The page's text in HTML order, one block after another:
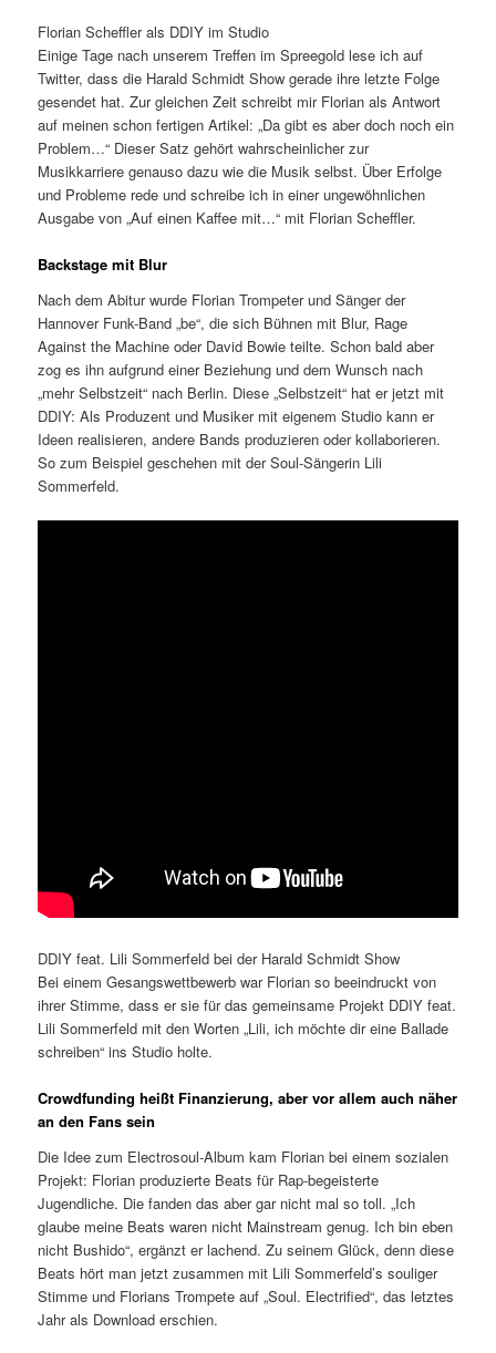
Florian Scheffler als DDIY im Studio
Einige Tage nach unserem Treffen im Spreegold lese ich auf
Twitter, dass die Harald Schmidt Show gerade ihre letzte Folge
gesendet hat. Zur gleichen Zeit schreibt mir Florian als Antwort
auf meinen schon fertigen Artikel: „Da gibt es aber doch noch ein
Problem…“ Dieser Satz gehört wahrscheinlicher zur
Musikkarriere genauso dazu wie die Musik selbst. Über Erfolge
und Probleme rede und schreibe ich in einer ungewöhnlichen
Ausgabe von „Auf einen Kaffee mit…“ mit Florian Scheffler.
Backstage mit Blur
Nach dem Abitur wurde Florian Trompeter und Sänger der
Hannover Funk-Band „be“, die sich Bühnen mit Blur, Rage
Against the Machine oder David Bowie teilte. Schon bald aber
zog es ihn aufgrund einer Beziehung und dem Wunsch nach
„mehr Selbstzeit“ nach Berlin. Diese „Selbstzeit“ hat er jetzt mit
DDIY: Als Produzent und Musiker mit eigenem Studio kann er
Ideen realisieren, andere Bands produzieren oder kollaborieren.
So zum Beispiel geschehen mit der Soul-Sängerin Lili
Sommerfeld.
DDIY feat. Lili Sommerfeld bei der Harald Schmidt Show
Bei einem Gesangswettbewerb war Florian so beeindruckt von
ihrer Stimme, dass er sie für das gemeinsame Projekt DDIY feat.
Lili Sommerfeld mit den Worten „Lili, ich möchte dir eine Ballade
schreiben“ ins Studio holte.
Crowdfunding heißt Finanzierung, aber vor allem auch näher
an den Fans sein
Die Idee zum Electrosoul-Album kam Florian bei einem sozialen
Projekt: Florian produzierte Beats für Rap-begeisterte
Jugendliche. Die fanden das aber gar nicht mal so toll. „Ich
glaube meine Beats waren nicht Mainstream genug. Ich bin eben
nicht Bushido“, ergänzt er lachend. Zu seinem Glück, denn diese
Beats hört man jetzt zusammen mit Lili Sommerfeld’s souliger
Stimme und Florians Trompete auf „Soul. Electrified“, das letztes
Jahr als Download erschien.